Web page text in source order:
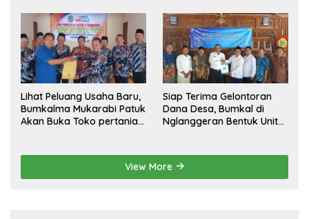
Lihat Peluang Usaha Baru,
Bumkalma Mukarabi Patuk
Akan Buka Toko pertanian
Siap Terima Gelontoran
Dana Desa, Bumkal di
Nglanggeran Bentuk Unit
View More